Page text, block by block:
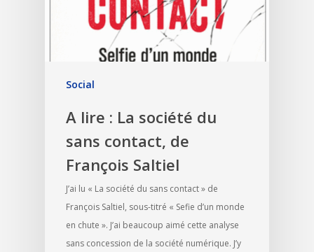
Social
A lire : La société du
sans contact, de
François Saltiel
J’ai lu « La société du sans contact » de
François Saltiel, sous-titré « Sefie d’un monde
en chute ». J’ai beaucoup aimé cette analyse
sans concession de la société numérique. J’y